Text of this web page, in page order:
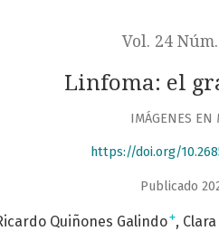
Vol. 24
Linfoma: el
IMÁGENES EN
https://doi.org/
Publicado
Quiñones Galindo+